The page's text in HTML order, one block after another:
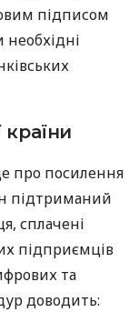
підписом
країни
про посилення
підтриманий
сплачені
підприємців
та
доводить: